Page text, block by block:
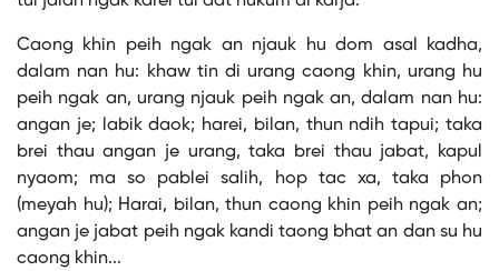
Caong khin peih ngak an njauk hu dom asal kadha,
dalam nan hu: khaw tin di urang caong khin, urang hu
peih ngak an, urang njauk peih ngak an, dalam nan hu:
angan je; labik daok; harei, bilan, thun ndih tapui; taka
brei thau angan je urang, taka brei thau jabat, kapul
nyaom; ma so pablei salih, hop tac xa, taka phon
(meyah hu); Harai, bilan, thun caong khin peih ngak an;
angan je jabat peih ngak kandi taong bhat an dan su hu
caong khin...